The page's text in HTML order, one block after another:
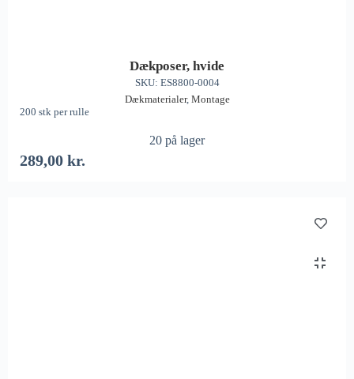
Dækposer, hvide
SKU: ES8800-0004
Dækmaterialer, Montage
200 stk per rulle
20 på lager
289,00 kr.